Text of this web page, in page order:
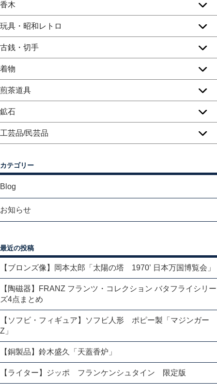
香木
玩具・昭和レトロ
古銭・切手
着物
煎茶道具
鉱石
工芸品/民芸品
カテゴリー
Blog
お知らせ
最近の投稿
【ブロンズ像】岡本太郎「太陽の塔 1970’ 日本万国博覧会」
【陶磁器】FRANZ フランツ・コレクション バタフライシリー
ズ4点まとめ
【ソフビ・フィギュア】ソフビ人形 ポピー製「マジンガー
Z」
【銅製品】鈴木盛久「天蓋香炉」
【ライター】ジッポ フランケンシュタイン 限定版